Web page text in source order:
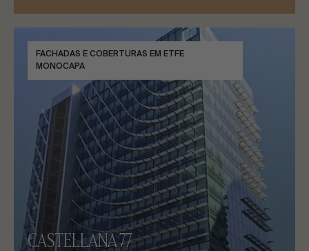
FACHADAS E COBERTURAS EM ETFE
MONOCAPA
CASTELLANA 77